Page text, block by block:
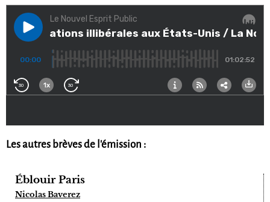
Les autres brèves de l'émission :
Éblouir Paris
Nicolas Baverez